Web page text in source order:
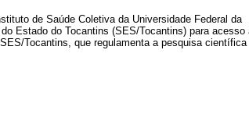
de Saúde Coletiva da Universidade Federal da
Estado do Tocantins (SES/Tocantins) para acesso
Tocantins, que regulamenta a pesquisa científica